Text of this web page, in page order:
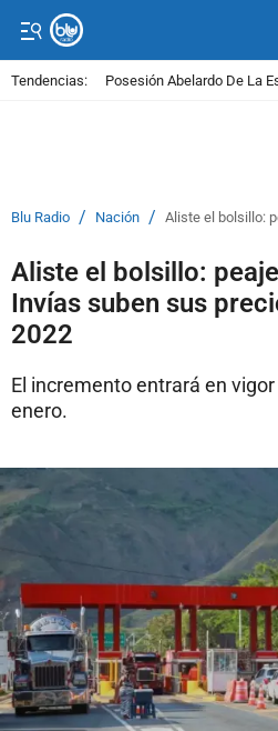
Tendencias: Posesión Abelardo De La
Blu Radio / Nación / Aliste el bolsillo:
Aliste el bolsillo:
Invías suben sus
2022
El incremento entrará en
enero.